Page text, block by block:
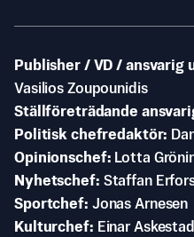
Publisher / VD / ansvarig
Vasilios Zoupounidis
Ställföreträdande
Politisk chefredaktör
Opinionschef
Lotta
Nyhetschef Staffan
Sportchef Jonas Arnesen
Kulturchef
Einar Askestad